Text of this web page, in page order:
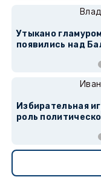
Утыкано
появились над
Избирательная
роль